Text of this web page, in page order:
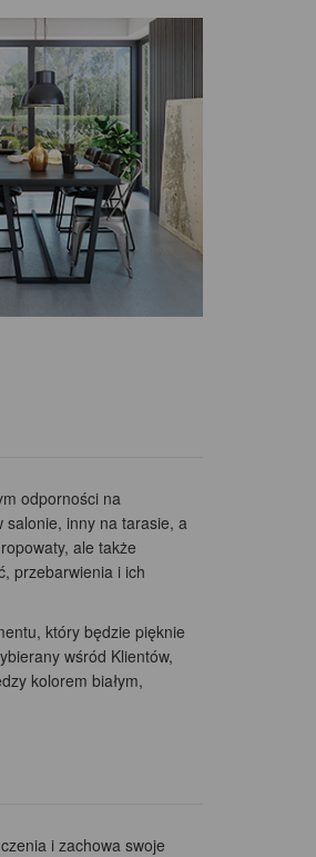
odporności na
salonie, inny na tarasie, a
ale także
przebarwienia i ich
który będzie pięknie
wśród Klientów,
kolorem białym,
i zachowa swoje